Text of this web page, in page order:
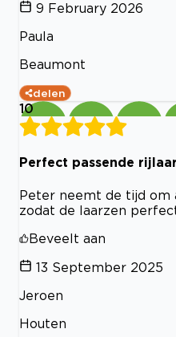
9 February 2026
Paula
Beaumont
delen
10
Perfect passende
Peter neemt de tijd om
zodat de laarzen
Beveelt aan
13 September 2025
Jeroen
Houten